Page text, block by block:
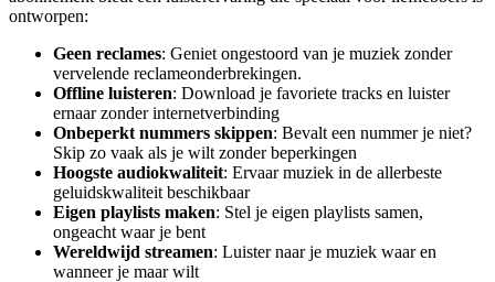
ontworpen:
Geen reclames: Geniet ongestoord van je muziek zonder
vervelende reclameonderbrekingen.
Offline luisteren: Download je favoriete tracks en luister
ernaar zonder internetverbinding
Onbeperkt nummers skippen: Bevalt een nummer je niet?
Skip zo vaak als je wilt zonder beperkingen
Hoogste audiokwaliteit: Ervaar muziek in de allerbeste
geluidskwaliteit beschikbaar
Eigen playlists maken: Stel je eigen playlists samen,
ongeacht waar je bent
Wereldwijd streamen: Luister naar je muziek waar en
wanneer je maar wilt